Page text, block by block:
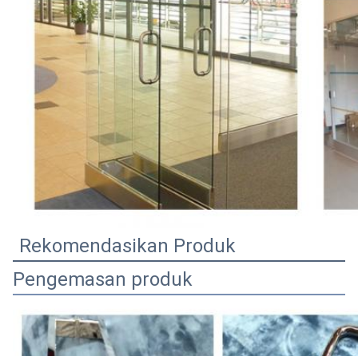
Rekomendasikan Produk
Pengemasan produk